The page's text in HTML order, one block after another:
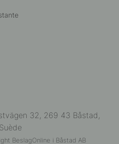
32, 269 43 Båstad,
Suède
BeslagOnline i Båstad AB